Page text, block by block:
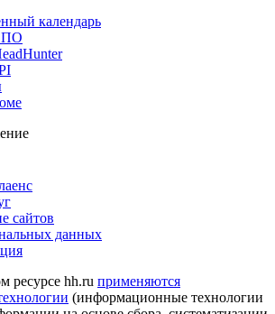
календарь
ПО
сайтов
данных
ресурсе hh.ru применяются
(информационные технологии